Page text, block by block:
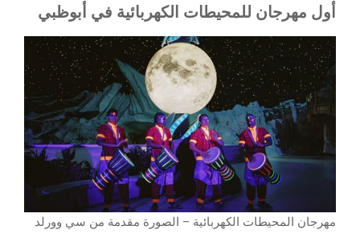
أول مهرجان للمحيطات الكهربائية في أبوظبي
مهرجان المحيطات الكهربائية – الصورة مقدمة من سي وورلد